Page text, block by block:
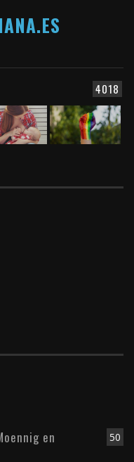
4018
50
en